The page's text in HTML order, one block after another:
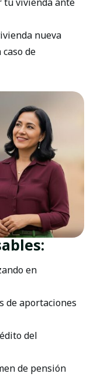
nueva
de
en
de aportaciones
del
de pensión